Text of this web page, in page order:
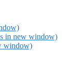
in new window)
window)